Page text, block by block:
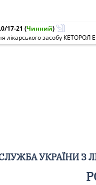
17-21 (Чинний)
УКРАЇНИ З